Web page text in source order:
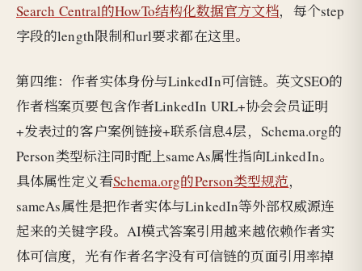
Search Central的HowTo结构化数据官方文档，每个step
字段的length限制和url要求都在这里。
第四维：作者实体身份与LinkedIn可信链。英文SEO的
作者档案页要包含作者LinkedIn URL+协会会员证明
+发表过的客户案例链接+联系信息4层，Schema.org的
Person类型标注同时配上sameAs属性指向LinkedIn。
具体属性定义看Schema.org的Person类型规范，
sameAs属性是把作者实体与LinkedIn等外部权威源连
起来的关键字段。AI模式答案引用越来越依赖作者实
体可信度，光有作者名字没有可信链的页面引用率掉